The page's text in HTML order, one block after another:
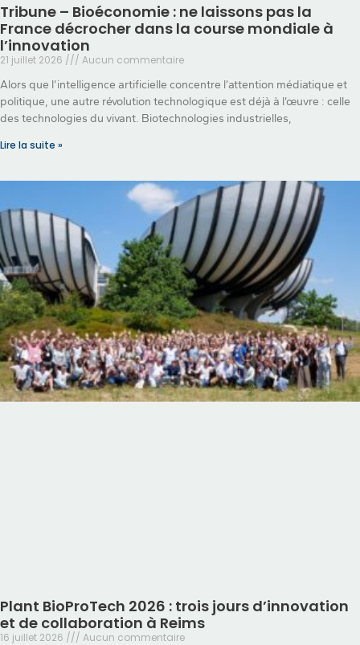
Tribune – Bioéconomie : ne laissons pas la
France décrocher dans la course mondiale à
l’innovation
21 juillet 2026
Aucun commentaire
Alors que l’intelligence artificielle concentre l’attention médiatique et
politique, une autre révolution technologique est déjà à l’œuvre : celle
des technologies du vivant. Biotechnologies industrielles,
Lire la suite »
Plant BioProTech 2026 : trois jours d’innovation
et de collaboration à Reims
16 juillet 2026
Aucun commentaire